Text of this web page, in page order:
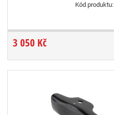
Kód produktu:
3 050 Kč